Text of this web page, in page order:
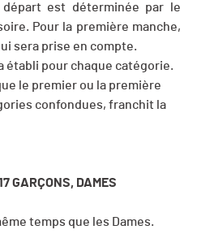
est déterminée par le
Pour la première manche,
sera prise en compte.
établi pour chaque catégorie.
le premier ou la première
confondues, franchit la
GARÇONS, DAMES
temps que les Dames.